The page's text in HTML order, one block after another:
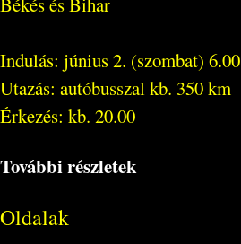
Indulás: június 2. (szombat) 6.00
Utazás: autóbusszal kb. 350 km
Érkezés: kb. 20.00
További részletek
Oldalak